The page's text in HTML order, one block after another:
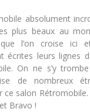
absolument
plus beaux au
l’on croise ici
écrites leurs lignes
On ne s’y
de nombreux
salon Rétromobile.
Bravo !